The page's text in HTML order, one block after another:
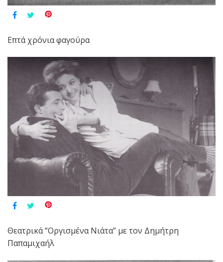
Επτά χρόνια φαγούρα
Θεατρικά “Οργισμένα Νιάτα” με τον Δημήτρη
Παπαμιχαήλ